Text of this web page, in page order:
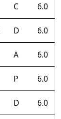
C 6.0
D 6.0
A 6.0
P 6.0
D 6.0